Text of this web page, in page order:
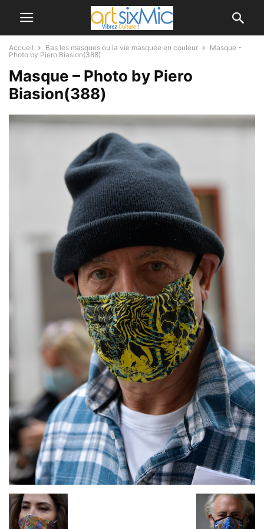
Accueil Bas les masques ou la vie masquée en couleur
Masque -
Photo by Piero Biasion(388)
Masque – Photo by Piero
Biasion(388)